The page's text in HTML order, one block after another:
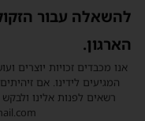
להשאלה עבור
הארגון.
אנו מכבדים זכויות יוצרים
המגיעים לידינו. אם
רשאים לפנות אלינו